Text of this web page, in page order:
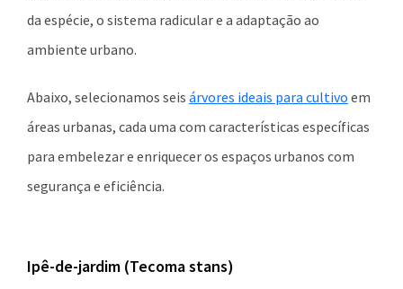
da espécie, o sistema radicular e a adaptação ao
ambiente urbano.
Abaixo, selecionamos seis árvores ideais para cultivo em
áreas urbanas, cada uma com características específicas
para embelezar e enriquecer os espaços urbanos com
segurança e eficiência.
Ipê-de-jardim (Tecoma stans)